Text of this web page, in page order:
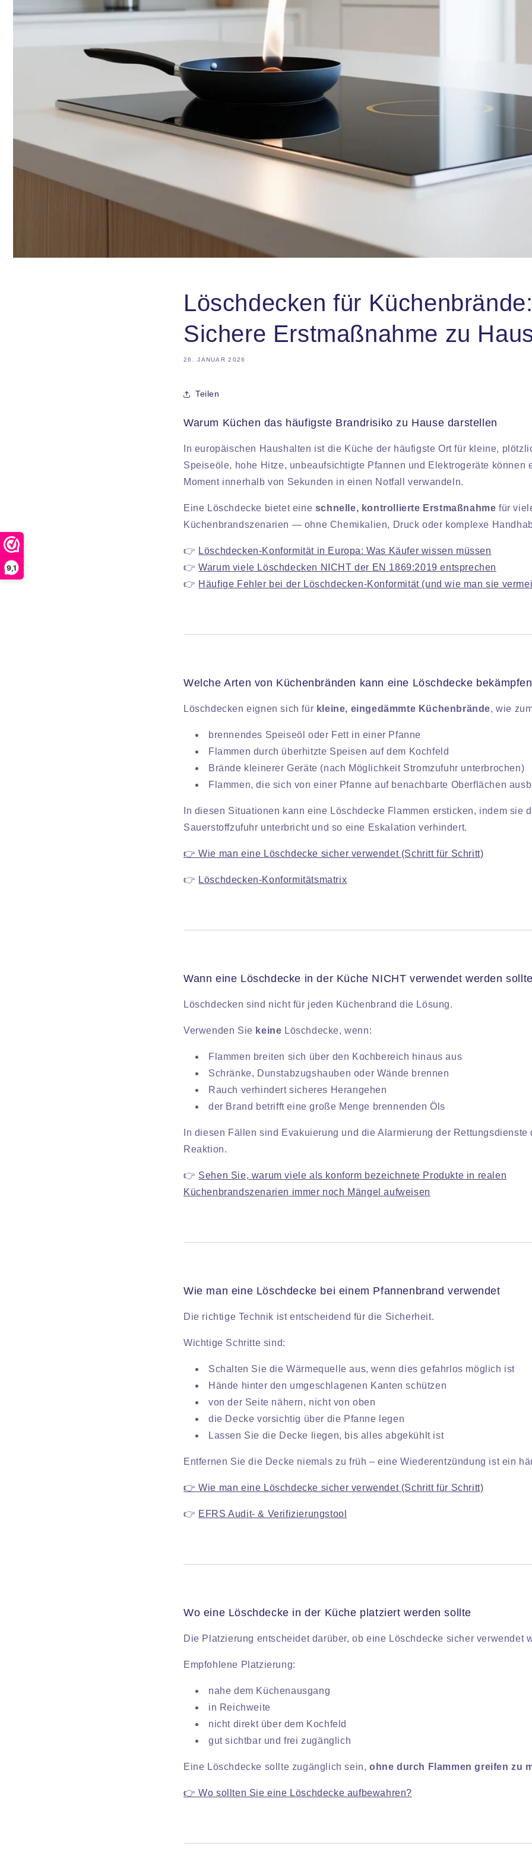
9,1
Löschdecken für
Sichere Erstmaßnahme zu
26. JANUAR 2026
Teilen
Warum Küchen das häufigste Brandrisiko zu Hause darstellen
In europäischen Haushalten ist die Küche der häufigste Ort für kleine,
Speiseöle, hohe Hitze, unbeaufsichtigte Pfannen und Elektrogeräte können
Moment innerhalb von Sekunden in einen Notfall verwandeln.
Eine Löschdecke bietet eine schnelle, kontrollierte Erstmaßnahme für
Küchenbrandszenarien — ohne Chemikalien, Druck oder komplexe
👉 Löschdecken-Konformität in Europa: Was Käufer wissen müssen
👉Warum viele Löschdecken NICHT der EN 1869:2019 entsprechen
👉 Häufige Fehler bei der Löschdecken-Konformität (und wie man sie
Welche Arten von Küchenbränden kann eine Löschdecke
Löschdecken eignen sich für kleine, eingedämmte Küchenbrände, wie
brennendes Speiseöl oder Fett in einer Pfanne
Flammen durch überhitzte Speisen auf dem Kochfeld
Brände kleinerer Geräte (nach Möglichkeit Stromzufuhr unterbrochen)
Flammen, die sich von einer Pfanne auf benachbarte Oberflächen
In diesen Situationen kann eine Löschdecke Flammen ersticken, indem sie
Sauerstoffzufuhr unterbricht und so eine Eskalation verhindert.
👉 Wie man eine Löschdecke sicher verwendet (Schritt für Schritt)
👉 Löschdecken-Konformitätsmatrix
Wann eine Löschdecke in der Küche NICHT verwendet werden
Löschdecken sind nicht für jeden Küchenbrand die Lösung.
Verwenden Sie keine Löschdecke, wenn:
Flammen breiten sich über den Kochbereich hinaus aus
Schränke, Dunstabzugshauben oder Wände brennen
Rauch verhindert sicheres Herangehen
der Brand betrifft eine große Menge brennenden Öls
In diesen Fällen sind Evakuierung und die Alarmierung der Rettungsdienste
Reaktion.
👉 Sehen Sie, warum viele als konform bezeichnete Produkte in realen
Küchenbrandszenarien immer noch Mängel aufweisen
Wie man eine Löschdecke bei einem Pfannenbrand verwendet
Die richtige Technik ist entscheidend für die Sicherheit.
Wichtige Schritte sind:
Schalten Sie die Wärmequelle aus, wenn dies gefahrlos möglich ist
Hände hinter den umgeschlagenen Kanten schützen
von der Seite nähern, nicht von oben
die Decke vorsichtig über die Pfanne legen
Lassen Sie die Decke liegen, bis alles abgekühlt ist
Entfernen Sie die Decke niemals zu früh – eine Wiederentzündung ist ein
👉 Wie man eine Löschdecke sicher verwendet (Schritt für Schritt)
👉 EFRS Audit- & Verifizierungstool
Wo eine Löschdecke in der Küche platziert werden sollte
Die Platzierung entscheidet darüber, ob eine Löschdecke sicher verwendet
Empfohlene Platzierung:
nahe dem Küchenausgang
in Reichweite
nicht direkt über dem Kochfeld
gut sichtbar und frei zugänglich
Eine Löschdecke sollte zugänglich sein, ohne durch Flammen greifen zu
👉 Wo sollten Sie eine Löschdecke aufbewahren?